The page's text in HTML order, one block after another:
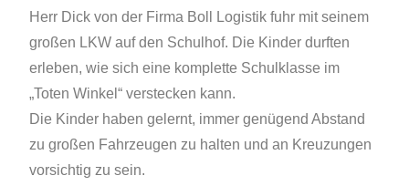
Herr Dick von der Firma Boll Logistik fuhr mit seinem
großen LKW auf den Schulhof. Die Kinder durften
erleben, wie sich eine komplette Schulklasse im
„Toten Winkel“ verstecken kann.
Die Kinder haben gelernt, immer genügend Abstand
zu großen Fahrzeugen zu halten und an Kreuzungen
vorsichtig zu sein.